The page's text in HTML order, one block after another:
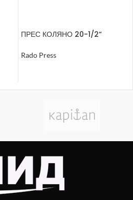
ПРЕС КОЛЯНО 20-1/2“
Rado Press